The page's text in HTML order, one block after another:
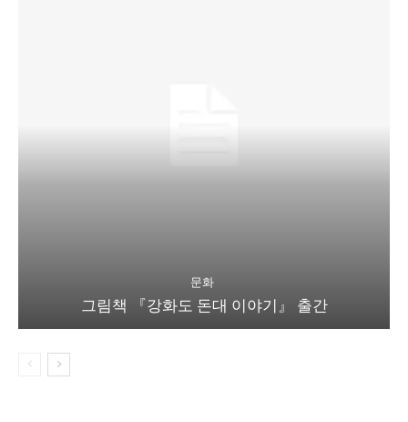
문화
그림책 『강화도 돈대 이야기』 출간